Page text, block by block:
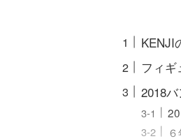
KENJI
フィギ
2018